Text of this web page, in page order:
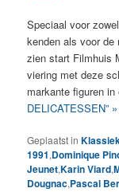
Speciaal voor
kenden als voor de
zien start Filmhuis
viering met deze
markante figuren
DELICATESSEN” »
Geplaatst in
1991,Dominique
Jeunet,Karin Viard,
Dougnac,Pascal